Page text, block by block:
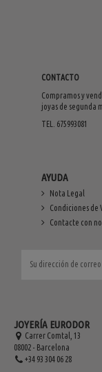
CONTACTO
Compramos y
joyas de segunda
TEL. 675993081
AYUDA
Nota Legal
Condiciones de
Contacte con
JOYERÍA EURODOR
Carrer Comtal, 13
08002 - Barcelona
+34 93 304 06 28